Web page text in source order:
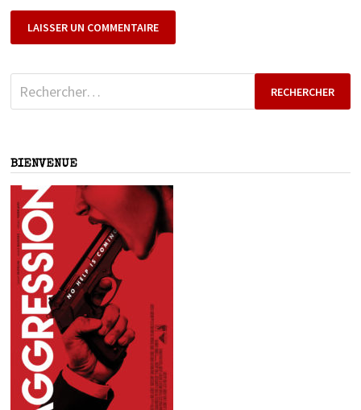
Rechercher :
BIENVENUE